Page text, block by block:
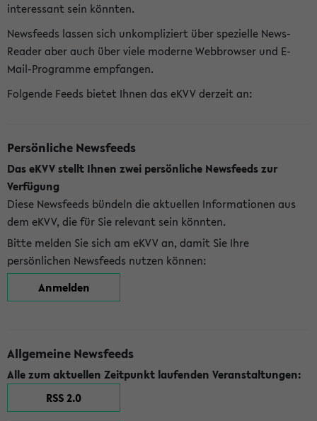
interessant sein könnten.
Newsfeeds lassen sich unkompliziert über spezielle News-
Reader aber auch über viele moderne Webbrowser und E-
Mail-Programme empfangen.
Folgende Feeds bietet Ihnen das eKVV derzeit an:
Persönliche Newsfeeds
Das eKVV stellt Ihnen zwei persönliche Newsfeeds zur
Verfügung
Diese Newsfeeds bündeln die aktuellen Informationen aus
dem eKVV, die für Sie relevant sein könnten.
Bitte melden Sie sich am eKVV an, damit Sie Ihre
persönlichen Newsfeeds nutzen können:
Anmelden
Allgemeine Newsfeeds
Alle zum aktuellen Zeitpunkt laufenden Veranstaltungen:
RSS 2.0